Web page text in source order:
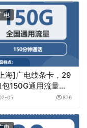
电
海]广电线条卡，29
包150G通用流量
钟通话
05 876